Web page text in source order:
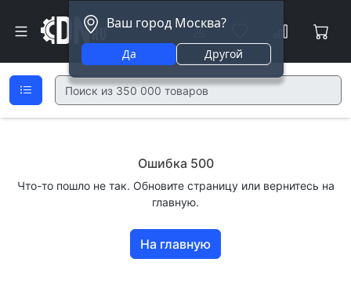
Ваш город Москва?
Да Другой
Ошибка 500
Что-то пошло не так. Обновите страницу или вернитесь на
главную.
На главную